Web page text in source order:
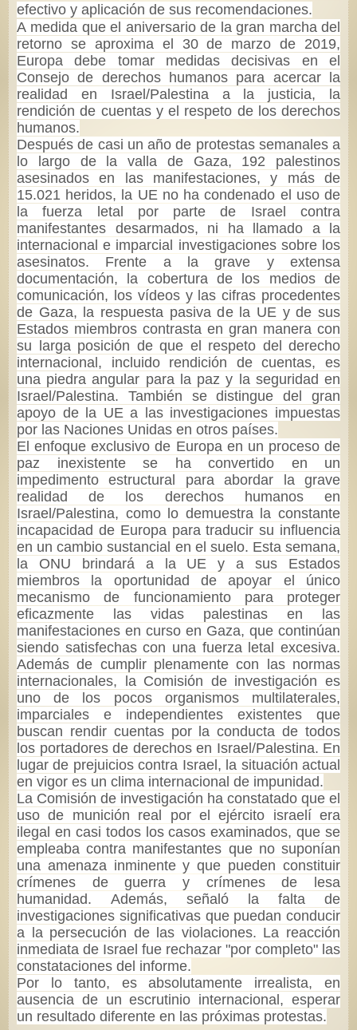
efectivo y aplicación de sus recomendaciones.
A medida que el aniversario de la gran marcha del
retorno se aproxima el 30 de marzo de 2019,
Europa debe tomar medidas decisivas en el
Consejo de derechos humanos para acercar la
realidad en Israel/Palestina a la justicia, la
rendición de cuentas y el respeto de los derechos
humanos.
Después de casi un año de protestas semanales a
lo largo de la valla de Gaza, 192 palestinos
asesinados en las manifestaciones, y más de
15.021 heridos, la UE no ha condenado el uso de
la fuerza letal por parte de Israel contra
manifestantes desarmados, ni ha llamado a la
internacional e imparcial investigaciones sobre los
asesinatos. Frente a la grave y extensa
documentación, la cobertura de los medios de
comunicación, los vídeos y las cifras procedentes
de Gaza, la respuesta pasiva de la UE y de sus
Estados miembros contrasta en gran manera con
su larga posición de que el respeto del derecho
internacional, incluido rendición de cuentas, es
una piedra angular para la paz y la seguridad en
Israel/Palestina. También se distingue del gran
apoyo de la UE a las investigaciones impuestas
por las Naciones Unidas en otros países.
El enfoque exclusivo de Europa en un proceso de
paz inexistente se ha convertido en un
impedimento estructural para abordar la grave
realidad de los derechos humanos en
Israel/Palestina, como lo demuestra la constante
incapacidad de Europa para traducir su influencia
en un cambio sustancial en el suelo. Esta semana,
la ONU brindará a la UE y a sus Estados
miembros la oportunidad de apoyar el único
mecanismo de funcionamiento para proteger
eficazmente las vidas palestinas en las
manifestaciones en curso en Gaza, que continúan
siendo satisfechas con una fuerza letal excesiva.
Además de cumplir plenamente con las normas
internacionales, la Comisión de investigación es
uno de los pocos organismos multilaterales,
imparciales e independientes existentes que
buscan rendir cuentas por la conducta de todos
los portadores de derechos en Israel/Palestina. En
lugar de prejuicios contra Israel, la situación actual
en vigor es un clima internacional de impunidad.
La Comisión de investigación ha constatado que el
uso de munición real por el ejército israelí era
ilegal en casi todos los casos examinados, que se
empleaba contra manifestantes que no suponían
una amenaza inminente y que pueden constituir
crímenes de guerra y crímenes de lesa
humanidad. Además, señaló la falta de
investigaciones significativas que puedan conducir
a la persecución de las violaciones. La reacción
inmediata de Israel fue rechazar "por completo" las
constataciones del informe.
Por lo tanto, es absolutamente irrealista, en
ausencia de un escrutinio internacional, esperar
un resultado diferente en las próximas protestas.